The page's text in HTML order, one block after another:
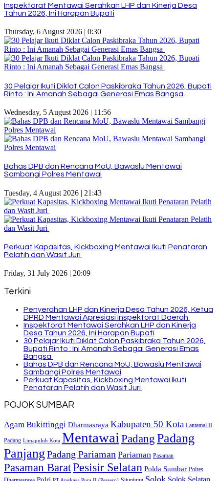
Inspektorat Mentawai Serahkan LHP dan Kinerja Desa
Tahun 2026, Ini Harapan Bupati
Thursday, 6 August 2026 | 0:30
30 Pelajar Ikuti Diklat Calon Paskibraka Tahun 2026, Bupati
Rinto : Ini Amanah Sebagai Generasi Emas Bangsa
Wednesday, 5 August 2026 | 11:56
Bahas DPB dan Rencana MoU, Bawaslu Mentawai
Sambangi Polres Mentawai
Tuesday, 4 August 2026 | 21:43
Perkuat Kapasitas, Kickboxing Mentawai Ikuti Penataran
Pelatih dan Wasit Juri
Friday, 31 July 2026 | 20:09
Terkini
Penyerahan LHP dan Kinerja Desa Tahun 2026, Ketua
DPRD Mentawai Apresiasi Inspektorat Daerah
Inspektorat Mentawai Serahkan LHP dan Kinerja
Desa Tahun 2026, Ini Harapan Bupati
30 Pelajar Ikuti Diklat Calon Paskibraka Tahun 2026,
Bupati Rinto : Ini Amanah Sebagai Generasi Emas
Bangsa
Bahas DPB dan Rencana MoU, Bawaslu Mentawai
Sambangi Polres Mentawai
Perkuat Kapasitas, Kickboxing Mentawai Ikuti
Penataran Pelatih dan Wasit Juri
POJOK SUMBAR
Agam Bukittinggi Dharmasraya Kabupaten 50 Kota Lantamal II
Padang Limapuluh Kota Mentawai PadangPadang
Panjang Padang Pariaman Pariaman Pasaman
Pasaman BaratPesisir Selatan Polda Sumbar Polres
Polri Solok